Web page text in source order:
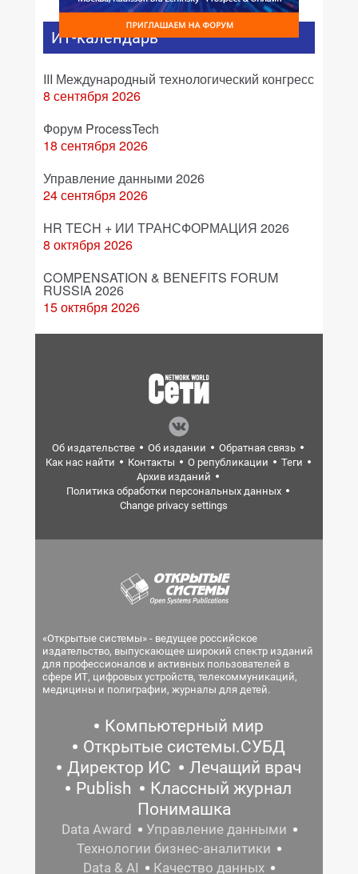
ИТ-календарь
III Международный технологический конгресс
8 сентября 2026
Форум ProcessTech
18 сентября 2026
Управление данными 2026
24 сентября 2026
HR TECH + ИИ ТРАНСФОРМАЦИЯ 2026
8 октября 2026
COMPENSATION & BENEFITS FORUM
RUSSIA 2026
15 октября 2026
Об издательстве Об издании
Обратная связь
Как нас найти
Контакты О републикации
Теги
Архив изданий
Политика обработки персональных данных
Change privacy settings
«Открытые системы» - ведущее российское
издательство, выпускающее широкий спектр изданий
для профессионалов и активных пользователей в
сфере ИТ, цифровых устройств, телекоммуникаций,
медицины и полиграфии, журналы для детей.
Компьютерный мир
Открытые системы.СУБД
Директор ИС
Лечащий врач
Publish
Классный журнал
Понимашка
Data Award
Управление данными
Технологии бизнес-аналитики
Data & AI
Качество данных